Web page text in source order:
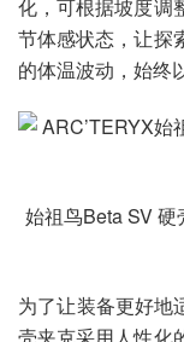
化，可根据坡度调
节体感状态，让探
的体温波动，始终
始祖鸟Beta SV
为了让装备更好地